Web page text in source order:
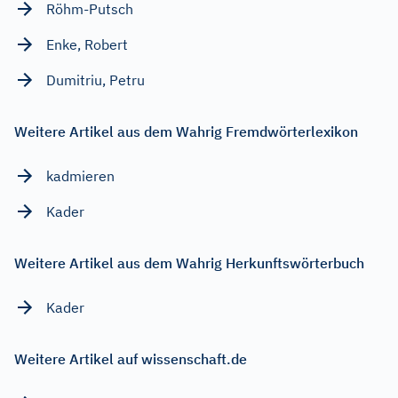
Röhm-Putsch
Enke, Robert
Dumitriu, Petru
Weitere Artikel aus dem Wahrig Fremdwörterlexikon
kadmieren
Kader
Weitere Artikel aus dem Wahrig Herkunftswörterbuch
Kader
Weitere Artikel auf wissenschaft.de